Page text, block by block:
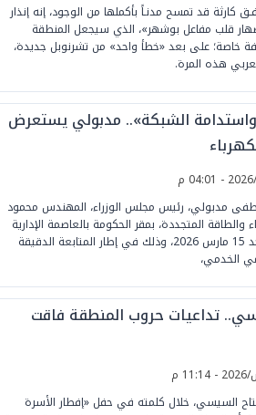
كارثة قد تمسح مدنـاً بأكملها من الوجود، إنه إنذار
قلب مفاعل بوشهر»، الذي سيجعل المنطقة
خاصة؛ على بعد «خطأ واحد» من تشرنوبل جديدة،
هذه المرة.
الشبكة».. مدبولي يستعرض
مدبولي، رئيس مجلس الوزراء، المهندس محمود
والطاقة المتجددة، بمقر الحكومة بالعاصمة الإدارية
الجديدة، اليوم الأحد 15 مارس 2026، وذلك في إطار المتابعة الدقيقة
الخدمي،
تداعيات حروب المنطقة فاقت
السيسي، خلال كلمته في حفل «إفطار الأسرة